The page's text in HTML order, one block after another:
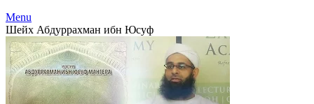
Menu
Шейх Абдуррахман ибн Юсуф